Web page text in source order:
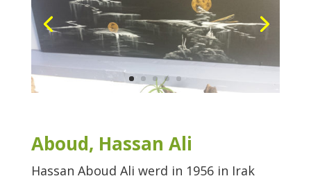
Aboud, Hassan Ali
Hassan Aboud Ali werd in 1956 in Irak